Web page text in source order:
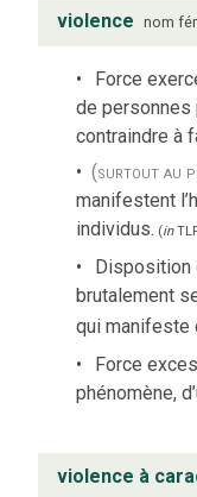
violence nom
Force
de personnes
contraindre à
(surtout au
manifestent
individus. (in
Disposition
brutalement
qui manifeste
Force
phénomène,
violence à